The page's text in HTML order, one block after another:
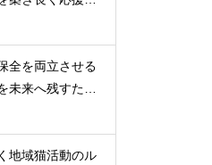
全を両立させる
未来へ残すため
地域猫活動のル